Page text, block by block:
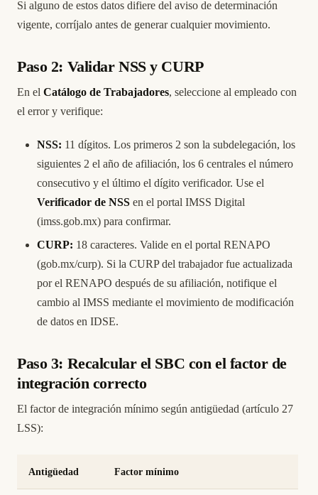
Si alguno de estos datos difiere del aviso de determinación
vigente, corríjalo antes de generar cualquier movimiento.
Paso 2: Validar NSS y CURP
En el Catálogo de Trabajadores, seleccione al empleado con
el error y verifique:
NSS: 11 dígitos. Los primeros 2 son la subdelegación, los
siguientes 2 el año de afiliación, los 6 centrales el número
consecutivo y el último el dígito verificador. Use el
Verificador de NSS en el portal IMSS Digital
(imss.gob.mx) para confirmar.
CURP: 18 caracteres. Valide en el portal RENAPO
(gob.mx/curp). Si la CURP del trabajador fue actualizada
por el RENAPO después de su afiliación, notifique el
cambio al IMSS mediante el movimiento de modificación
de datos en IDSE.
Paso 3: Recalcular el SBC con el factor de
integración correcto
El factor de integración mínimo según antigüedad (artículo 27
LSS):
Antigüedad Factor mínimo